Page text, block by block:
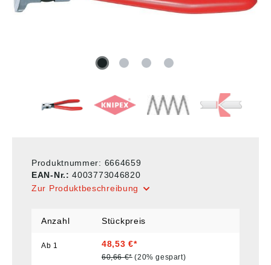
Produktnummer: 6664659
EAN-Nr.:4003773046820
Zur Produktbeschreibung
Anzahl Stückpreis
Ab 1 48,53 €*
60,66 €* (20% gespart)